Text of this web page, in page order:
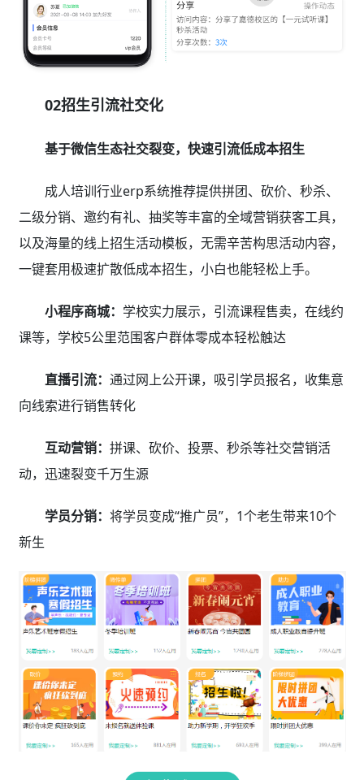
02招生引流社交化
基于微信生态社交裂变，快速引流低成本招生
成人培训行业erp系统推荐提供拼团、砍价、秒杀、
二级分销、邀约有礼、抽奖等丰富的全域营销获客工具，
以及海量的线上招生活动模板，无需辛苦构思活动内容，
一键套用极速扩散低成本招生，小白也能轻松上手。
小程序商城： 学校实力展示，引流课程售卖，在线约
课等，学校5公里范围客户群体零成本轻松触达
直播引流： 通过网上公开课，吸引学员报名，收集意
向线索进行销售转化
互动营销： 拼课、砍价、投票、秒杀等社交营销活
动，迅速裂变千万生源
学员分销： 将学员变成“推广员”，1个老生带来10个
新生